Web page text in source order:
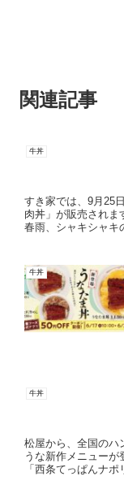
関連記事
牛丼
すき家では、9月25
肉丼」が販売されま
春雨、シャキシャキ
牛丼
牛丼
松屋から、全国のハ
うな新作メニューが
「西条てっぱんナ